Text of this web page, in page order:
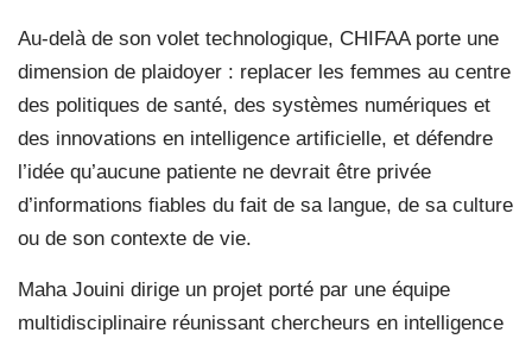
Au-delà de son volet technologique, CHIFAA porte une
dimension de plaidoyer : replacer les femmes au centre
des politiques de santé, des systèmes numériques et
des innovations en intelligence artificielle, et défendre
l’idée qu’aucune patiente ne devrait être privée
d’informations fiables du fait de sa langue, de sa culture
ou de son contexte de vie.
Maha Jouini dirige un projet porté par une équipe
multidisciplinaire réunissant chercheurs en intelligence